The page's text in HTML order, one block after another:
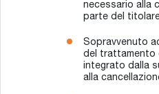
necessario alla
parte del
Sopravvenuto
del trattamento
integrato dalla
alla